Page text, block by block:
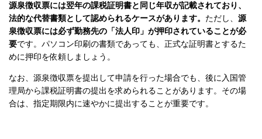
源泉徴収票には翌年の課税証明書と同じ年収が記載されており、
法的な代替書類として認められるケースがあります。 ただし、 源
泉徴収票には必ず勤務先の「法人印」が押印されていることが必
要です。パソコン印刷の書類であっても、正式な証明書とするた
めに押印を依頼しましょう。
なお、源泉徴収票を提出して申請を行った場合でも、後に入国管
理局から課税証明書の提出を求められることがあります。その場
合は、指定期限内に速やかに提出することが重要です。